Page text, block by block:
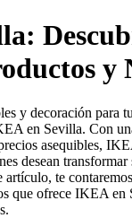
y
y decoración para
en Sevilla. Con
asequibles,
desean transformar
te
que ofrece IKEA en